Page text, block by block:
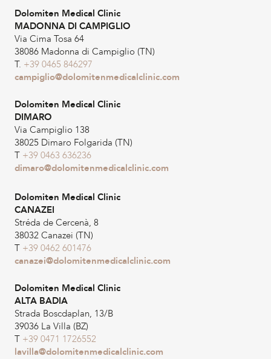
Dolomiten Medical Clinic
MADONNA DI CAMPIGLIO
Via Cima Tosa 64
38086 Madonna di Campiglio (TN)
T. +39 0465 846297
campiglio@dolomitenmedicalclinic.com
Dolomiten Medical Clinic
DIMARO
Via Campiglio 138
38025 Dimaro Folgarida (TN)
T +39 0463 636236
dimaro@dolomitenmedicalclinic.com
Dolomiten Medical Clinic
CANAZEI
Stréda de Cercenà, 8
38032 Canazei (TN)
T +39 0462 601476
canazei@dolomitenmedicalclinic.com
Dolomiten Medical Clinic
ALTA BADIA
Strada Boscdaplan, 13/B
39036 La Villa (BZ)
T +39 0471 1726552
lavilla@dolomitenmedicalclinic.com